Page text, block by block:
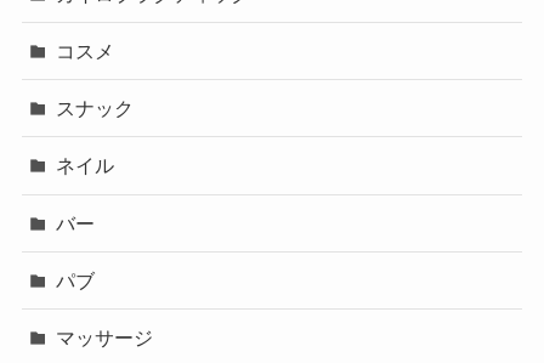
コスメ
スナック
ネイル
バー
パブ
マッサージ